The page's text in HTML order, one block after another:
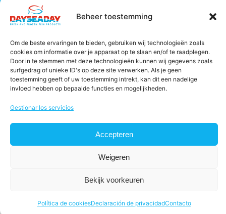
Beheer toestemming
Om de beste ervaringen te bieden, gebruiken wij technologieën zoals
cookies om informatie over je apparaat op te slaan en/of te raadplegen.
Door in te stemmen met deze technologieën kunnen wij gegevens zoals
surfgedrag of unieke ID's op deze site verwerken. Als je geen
toestemming geeft of uw toestemming intrekt, kan dit een nadelige
invloed hebben op bepaalde functies en mogelijkheden.
Gestionar los servicios
Accepteren
Weigeren
Bekijk voorkeuren
Política de cookiesDeclaración de privacidadContacto
Estoy de acuerdo
Términos y condiciones
Modern slavery statement